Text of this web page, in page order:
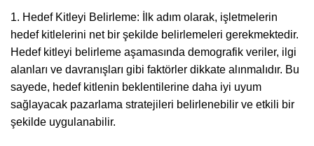
1. Hedef Kitleyi Belirleme: İlk adım olarak, işletmelerin
hedef kitlelerini net bir şekilde belirlemeleri gerekmektedir.
Hedef kitleyi belirleme aşamasında demografik veriler, ilgi
alanları ve davranışları gibi faktörler dikkate alınmalıdır. Bu
sayede, hedef kitlenin beklentilerine daha iyi uyum
sağlayacak pazarlama stratejileri belirlenebilir ve etkili bir
şekilde uygulanabilir.